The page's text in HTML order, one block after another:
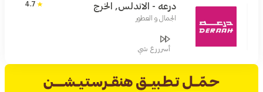
درعه - الاندلس, الخرج
الجمال و العطور
4.7
أسرررع شي